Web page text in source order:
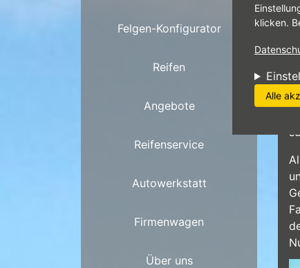
klicken.
Alle
Felgen-Konfigurator
Reifen
Angebote
Reifenservice
Autowerkstatt
Firmenwagen
Über uns